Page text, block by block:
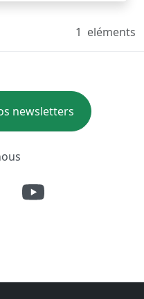
1 eléments
newsletters